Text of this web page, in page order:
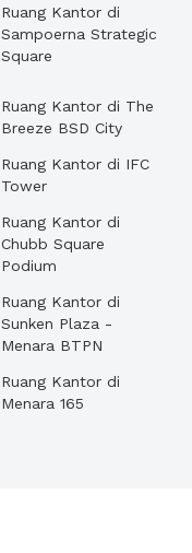
Ruang Kantor di
Sampoerna Strategic
Square
Ruang Kantor di The
Breeze BSD City
Ruang Kantor di IFC
Tower
Ruang Kantor di
Chubb Square
Podium
Ruang Kantor di
Sunken Plaza -
Menara BTPN
Ruang Kantor di
Menara 165